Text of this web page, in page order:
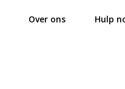
Over ons Hulp